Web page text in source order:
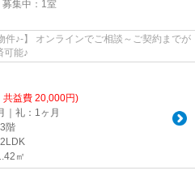
集中： 1室
件♪-】 オンラインでご相談～ご契約までが
可能♪
共益費 20,000円)
｜礼：1ヶ月
階
㎡